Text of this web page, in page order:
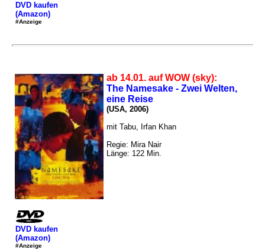
DVD kaufen
(Amazon)
#Anzeige
ab 14.01. auf WOW (sky):
The Namesake - Zwei Welten,
eine Reise
(USA, 2006)
mit Tabu, Irfan Khan
Regie: Mira Nair
Länge: 122 Min.
DVD kaufen
(Amazon)
#Anzeige